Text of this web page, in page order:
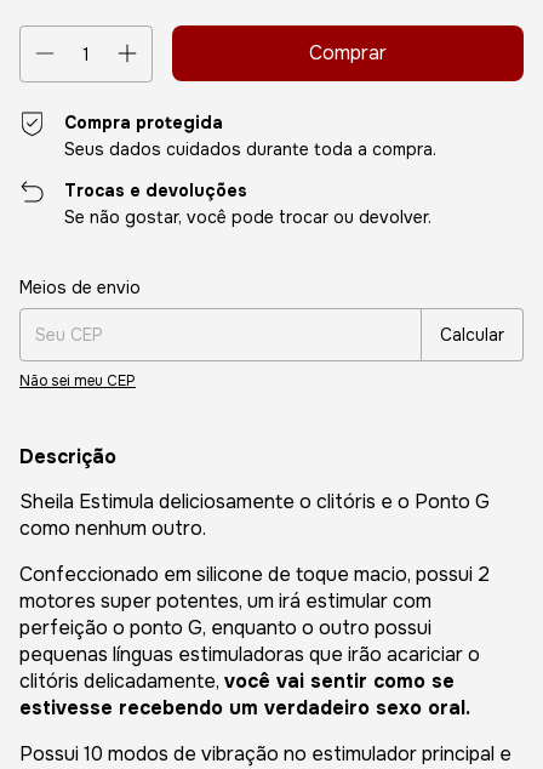
Compra protegida
Seus dados cuidados durante toda a compra.
Trocas e devoluções
Se não gostar, você pode trocar ou devolver.
Entregas para o CEP:
Meios de envio
Calcular
Não sei meu CEP
Descrição
Sheila Estimula deliciosamente o clitóris e o Ponto G
como nenhum outro.
Confeccionado em silicone de toque macio, possui 2
motores super potentes, um irá estimular com
perfeição o ponto G, enquanto o outro possui
pequenas línguas estimuladoras que irão acariciar o
clitóris delicadamente, você vai sentir como se
estivesse recebendo um verdadeiro sexo oral.
Possui 10 modos de vibração no estimulador principal e